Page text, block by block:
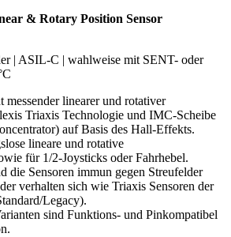
& Rotary Position Sensor
| ASIL-C | wahlweise mit SENT- oder
linearer und rotativer
Triaxis Technologie und IMC-Scheibe
auf Basis des Hall-Effekts.
lineare und rotative
für 1/2-Joysticks oder Fahrhebel.
die Sensoren immun gegen Streufelder
verhalten sich wie Triaxis Sensoren der
Legacy).
sind Funktions- und Pinkompatibel